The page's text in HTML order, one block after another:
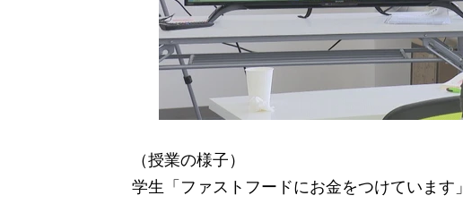
（授業の様子）
学生「ファストフードにお金をつけています」